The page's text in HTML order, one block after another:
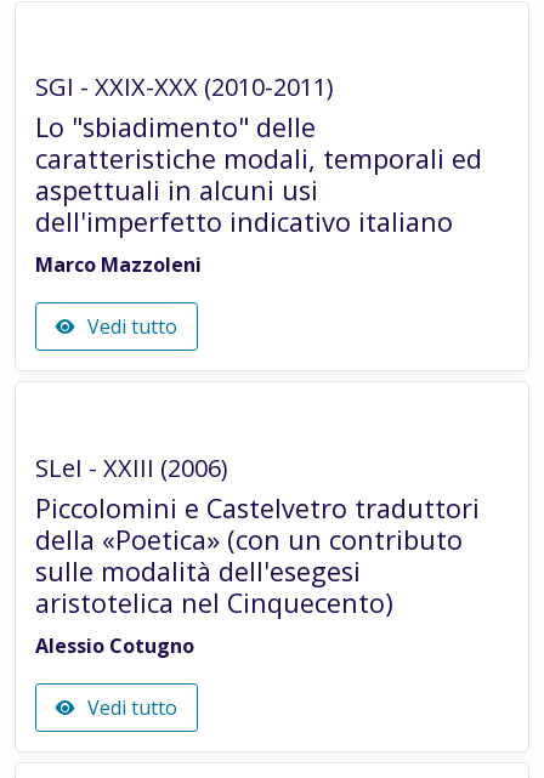
SGI - XXIX-XXX (2010-2011)
Lo "sbiadimento" delle
caratteristiche modali, temporali ed
aspettuali in alcuni usi
dell'imperfetto indicativo italiano
Marco Mazzoleni
Vedi tutto
SLeI - XXIII (2006)
Piccolomini e Castelvetro traduttori
della «Poetica» (con un contributo
sulle modalità dell'esegesi
aristotelica nel Cinquecento)
Alessio Cotugno
Vedi tutto